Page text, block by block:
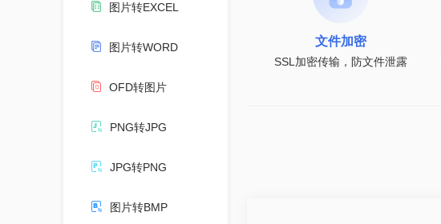
图片转EXCEL
图片转WORD
OFD转图片
PNG转JPG
JPG转PNG
图片转BMP
文件加密
SSL加密传输，防文件泄露